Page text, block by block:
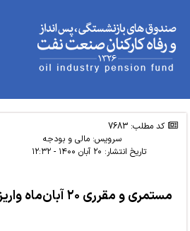
کد مطلب: 7683
سرویس:مالی و بودجه
تاریخ انتشار: ۲۰ آبان ۱۴۰۰ - ۱۲:۳۲
مستمری و مقرری ۲۰ آبان‌ماه واریز شد